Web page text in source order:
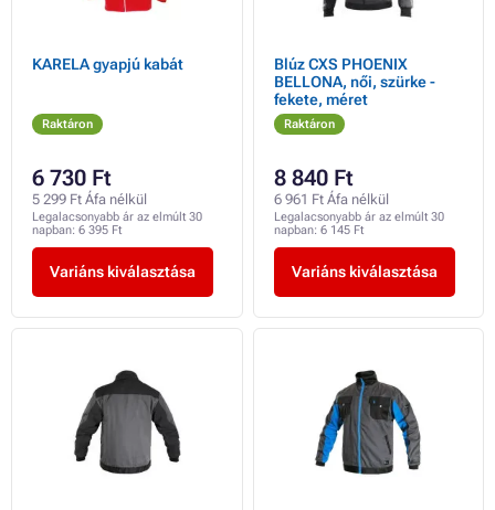
KARELA gyapjú kabát
Raktáron
6 730 Ft
5 299 Ft Áfa nélkül
Legalacsonyabb ár az elmúlt 30
napban: 6 395 Ft
Variáns kiválasztása
Blúz CXS PHOENIX
BELLONA, női, szürke -
fekete, méret
Raktáron
8 840 Ft
6 961 Ft Áfa nélkül
Legalacsonyabb ár az elmúlt 30
napban: 6 145 Ft
Variáns kiválasztása